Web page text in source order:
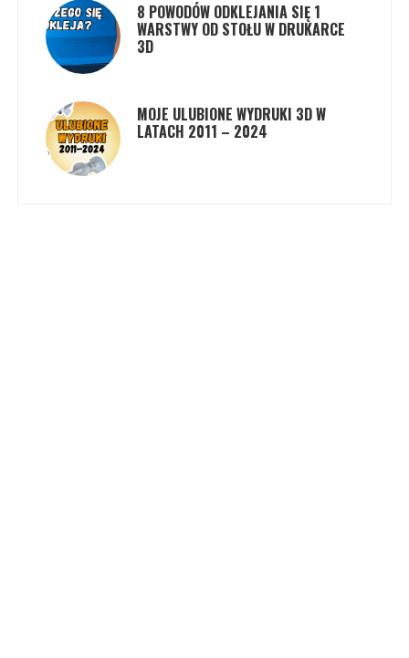
8 POWODÓW ODKLEJANIA SIĘ 1
WARSTWY OD STOŁU W DRUKARCE
3D
MOJE ULUBIONE WYDRUKI 3D W
LATACH 2011 – 2024